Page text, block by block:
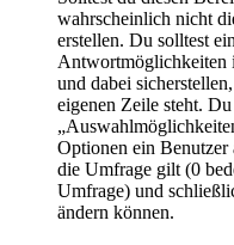
wahrscheinlich nicht
erstellen. Du solltest
Antwortmöglichkeiten
und dabei
eigenen Zeile steht.
Optionen ein
die Umfrage gilt (0
Umfrage) und
ändern können.